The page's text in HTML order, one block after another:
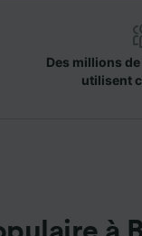
Des millions
utilisent